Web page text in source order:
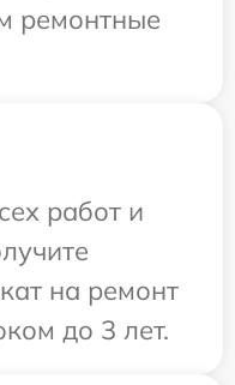
ремонтные
работ и
на ремонт
до 3 лет.